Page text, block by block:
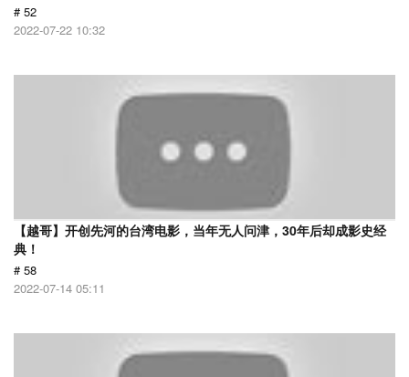
# 52
2022-07-22 10:32
【越哥】开创先河的台湾电影，当年无人问津，30年后却成影史经
典！
# 58
2022-07-14 05:11